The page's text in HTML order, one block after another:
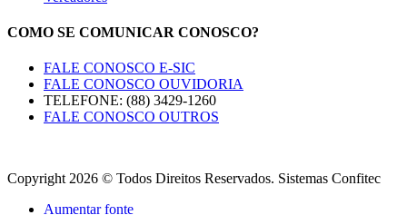
COMO SE COMUNICAR CONOSCO?
FALE CONOSCO E-SIC
FALE CONOSCO OUVIDORIA
TELEFONE: (88) 3429-1260
FALE CONOSCO OUTROS
Copyright 2026 © Todos Direitos Reservados. Sistemas Confitec
Aumentar fonte